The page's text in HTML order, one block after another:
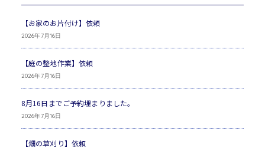
【お家のお片付け】依頼
2026年7月16日
【庭の整地作業】依頼
2026年7月16日
8月16日までご予約埋まりました。
2026年7月16日
【畑の草刈り】依頼